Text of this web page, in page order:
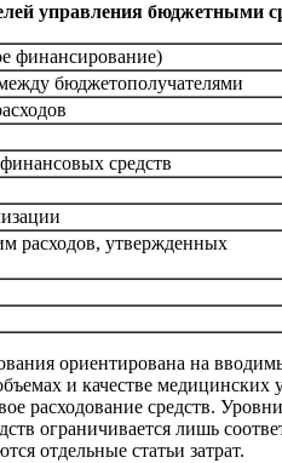
управления бюджетными
финансирование)
бюджетополучателями
средств
расходов, утвержденных
ориентирована на
и качестве медицинских
расходование средств.
ограничивается лишь
отдельные статьи затрат.